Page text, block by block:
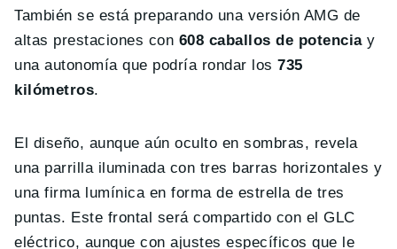
También se está preparando una versión AMG de
altas prestaciones con 608 caballos de potenciay
una autonomía que podría rondar los735
kilómetros.
El diseño, aunque aún oculto en sombras, revela
una parrilla iluminada con tres barras horizontales y
una firma lumínica en forma de estrella de tres
puntas. Este frontal será compartido con el GLC
eléctrico, aunque con ajustes específicos que le